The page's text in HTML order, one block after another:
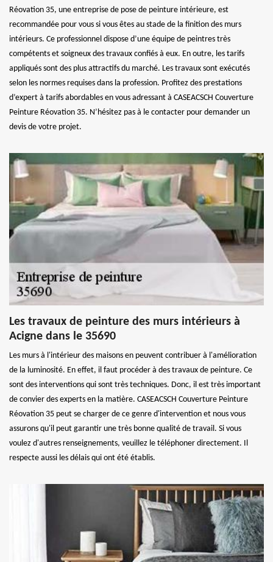
Réovation 35, une entreprise de pose de peinture intérieure, est
recommandée pour vous si vous êtes au stade de la finition des murs
intérieurs. Ce professionnel dispose d’une équipe de peintres très
compétents et soigneux des travaux confiés à eux. En outre, les tarifs
appliqués sont des plus attractifs du marché. Les travaux sont exécutés
selon les normes requises dans la profession. Profitez des prestations
d’expert à tarifs abordables en vous adressant à CASEACSCH Couverture
Peinture Réovation 35. N’hésitez pas à le contacter pour demander un
devis de votre projet.
Les travaux de peinture des murs intérieurs à
Acigne dans le 35690
Les murs à l'intérieur des maisons en peuvent contribuer à l'amélioration
de la luminosité. En effet, il faut procéder à des travaux de peinture. Ce
sont des interventions qui sont très techniques. Donc, il est très important
de convier des experts en la matière. CASEACSCH Couverture Peinture
Réovation 35 peut se charger de ce genre d'intervention et nous vous
assurons qu'il peut garantir une très bonne qualité de travail. Si vous
voulez d'autres renseignements, veuillez le téléphoner directement. Il
respecte aussi les délais qui ont été établis.